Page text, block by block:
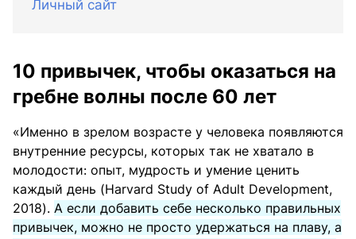
Личный сайт
10 привычек, чтобы оказаться на
гребне волны после 60 лет
«Именно в зрелом возрасте у человека появляются
внутренние ресурсы, которых так не хватало в
молодости: опыт, мудрость и умение ценить
каждый день (Harvard Study of Adult Development,
2018). А если добавить себе несколько правильных
привычек, можно не просто удержаться на плаву, а